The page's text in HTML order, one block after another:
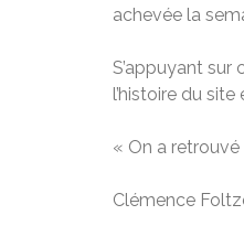
achevée la
S’appuyant sur
l’histoire du
« On a retrouvé
Clémence